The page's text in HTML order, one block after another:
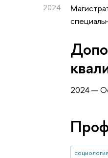
2024
2024 —
социология